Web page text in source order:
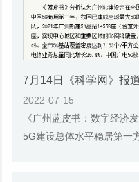
2022-07-15
《广州蓝皮书：数字经
5G建设总体水平稳居第一